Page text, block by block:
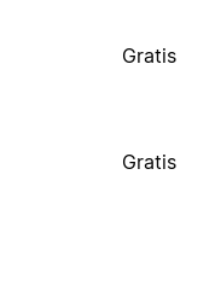
Gratis
Gratis